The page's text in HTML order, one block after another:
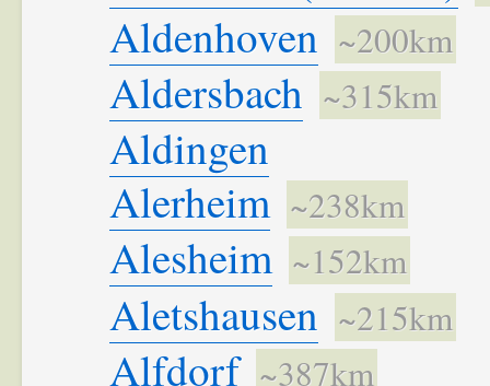
Aldenhoven ~200km
Aldersbach ~315km
Aldingen
Alerheim ~238km
Alesheim ~152km
Aletshausen ~215km
Alfdorf ~387km